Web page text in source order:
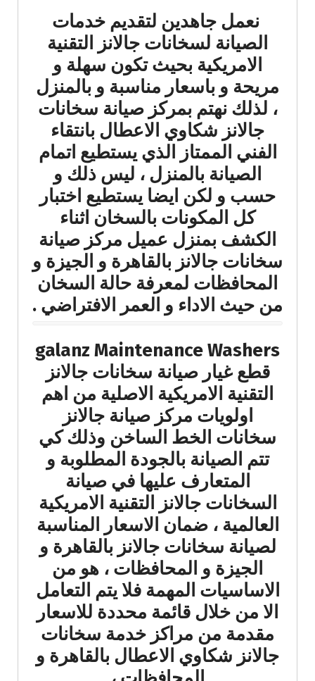
نعمل جاهدين لتقديم خدمات
الصيانة لسخانات جالانز التقنية
الامريكية بحيث تكون سهلة و
مريحة و باسعار مناسبة و بالمنزل
، لذلك نهتم بمركز صيانة سخانات
جالانز شكاوي الاعطال بانتقاء
الفني الممتاز الذي يستطيع اتمام
الصيانة بالمنزل ، ليس ذلك و
حسب و لكن ايضا يستطيع اختبار
كل المكونات بالسخان اثناء
الكشف بمنزل عميل مركز صيانة
سخانات جالانز بالقاهرة و الجيزة و
المحافظات لمعرفة حالة السخان
من حيث الاداء و العمر الافتراضي .
galanz Maintenance Washers
قطع غيار صيانة سخانات جالانز
التقنية الامريكية الاصلية من اهم
اولويات مركز صيانة جالانز
سخانات الخط الساخن وذلك كي
تتم الصيانة بالجودة المطلوبة و
المتعارف عليها في صيانة
السخانات جالانز التقنية الامريكية
العالمية ، ضمان الاسعار المناسبة
لصيانة سخانات جالانز بالقاهرة و
الجيزة و المحافظات ، هو من
الاساسيات المهمة فلا يتم التعامل
الا من خلال قائمة محددة للاسعار
مقدمة من مراكز خدمة سخانات
جالانز شكاوي الاعطال بالقاهرة و